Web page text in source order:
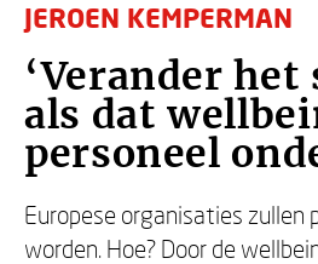
JEROEN KEMPERMAN
‘Verander het
als dat
personeel
Europese organisaties zullen
worden. Hoe? Door de